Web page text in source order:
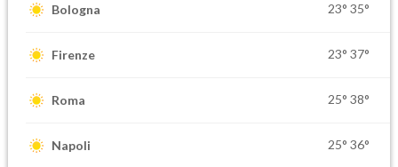
Bologna 23° 35°
Firenze 23° 37°
Roma 25° 38°
Napoli 25° 36°